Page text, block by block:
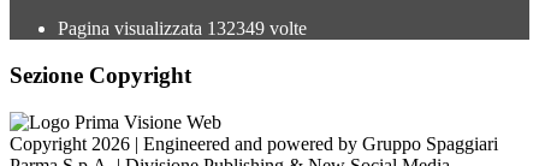
Pagina visualizzata 132349 volte
Sezione Copyright
Copyright 2026 | Engineered and powered by Gruppo Spaggiari